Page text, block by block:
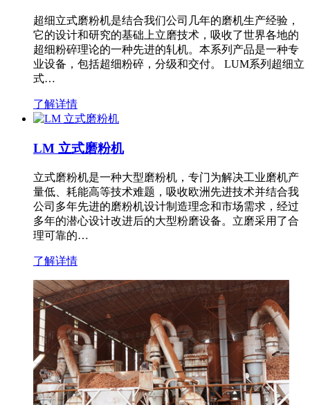
超细立式磨粉机是结合我们公司几年的磨机生产经验，
它的设计和研究的基础上立磨技术，吸收了世界各地的
超细粉碎理论的一种先进的轧机。本系列产品是一种专
业设备，包括超细粉碎，分级和交付。 LUM系列超细立
式…
了解详情
LM 立式磨粉机
立式磨粉机是一种大型磨粉机，专门为解决工业磨机产
量低、耗能高等技术难题，吸收欧洲先进技术并结合我
公司多年先进的磨粉机设计制造理念和市场需求，经过
多年的潜心设计改进后的大型粉磨设备。立磨采用了合
理可靠的…
了解详情